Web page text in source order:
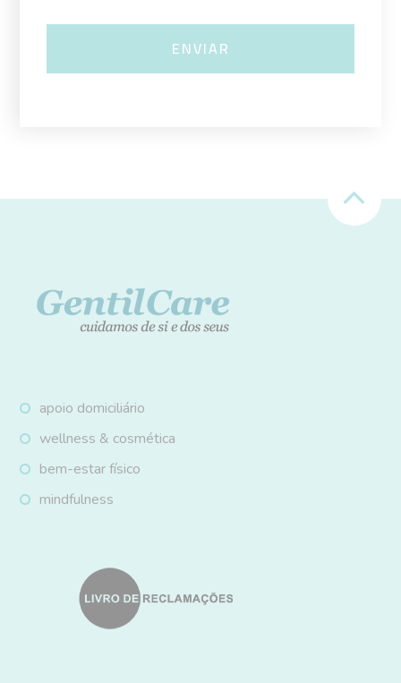
apoio domiciliário
wellness & cosmética
bem-estar físico
mindfulness